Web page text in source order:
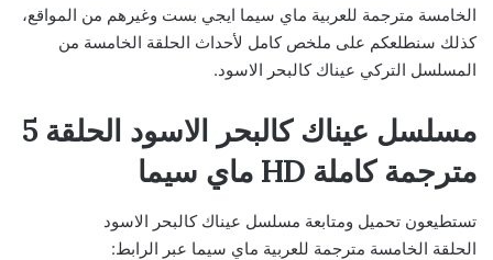
الخامسة مترجمة للعربية ماي سيما ايجي بست وغيرهم من المواقع،
كذلك سنطلعكم على ملخص كامل لأحداث الحلقة الخامسة من
المسلسل التركي عيناك كالبحر الاسود.
مسلسل عيناك كالبحر الاسود الحلقة 5
مترجمة كاملة HD ماي سيما
تستطيعون تحميل ومتابعة مسلسل عيناك كالبحر الاسود
الحلقة الخامسة مترجمة للعربية ماي سيما عبر الرابط: